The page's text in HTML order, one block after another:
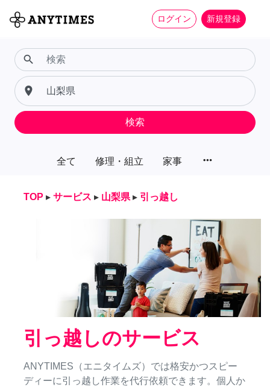
ログイン 新規登録
全て 修理・組立 家事 more_horiz
search
place
検索
TOP ▸ サービス ▸ 山梨県 ▸ 引っ越し
引っ越しのサービス
ANYTIMES（エニタイムズ）では格安かつスピー
ディーに引っ越し作業を代行依頼できます。個人か